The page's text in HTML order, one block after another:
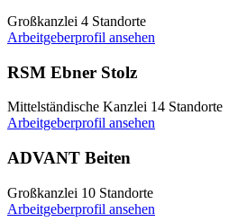
Großkanzlei 4 Standorte
Arbeitgeberprofil ansehen
RSM Ebner Stolz
Mittelständische Kanzlei 14 Standorte
Arbeitgeberprofil ansehen
ADVANT Beiten
Großkanzlei 10 Standorte
Arbeitgeberprofil ansehen